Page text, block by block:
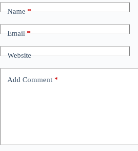
Name*
Email*
Website
Add Comment *